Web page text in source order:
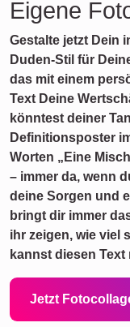
Eigene
Gestalte jetzt Dein
Duden-Stil für
das mit einem
Text Deine
könntest deiner
Definitionsposter
Worten „Eine
– immer da, wenn
deine Sorgen und
bringt dir immer
ihr zeigen, wie viel
kannst diesen
Jetzt